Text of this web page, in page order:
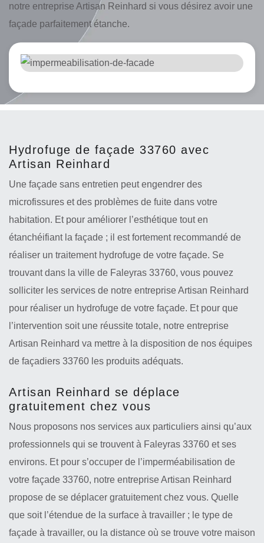
notre entreprise Artisan Reinhard si vous désirez avoir une
façade parfaitement étanche.
Hydrofuge de façade 33760 avec
Artisan Reinhard
Une façade sans entretien peut engendrer des
microfissures et des problèmes de fuite dans votre
habitation. Et pour améliorer l’esthétique tout en
étanchéifiant la façade ; il est fortement recommandé de
réaliser un traitement hydrofuge de votre façade. Se
trouvant dans la ville de Faleyras 33760, vous pouvez
solliciter les services de notre entreprise Artisan Reinhard
pour réaliser un hydrofuge de votre façade. Et pour que
l’intervention soit une réussite totale, notre entreprise
Artisan Reinhard va mettre à la disposition de nos équipes
de façadiers 33760 les produits adéquats.
Artisan Reinhard se déplace
gratuitement chez vous
Nous proposons nos services aux particuliers ainsi qu’aux
professionnels qui se trouvent à Faleyras 33760 et ses
environs. Et pour s’occuper de l’imperméabilisation de
votre façade 33760, notre entreprise Artisan Reinhard
propose de se déplacer gratuitement chez vous. Quelle
que soit l’étendue de la surface à travailler ; le type de
façade à travailler, ou la distance où se trouve votre maison